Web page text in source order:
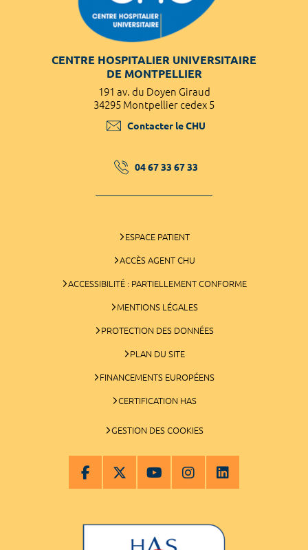
CENTRE HOSPITALIER UNIVERSITAIRE
DE MONTPELLIER
191 av. du Doyen Giraud
34295 Montpellier cedex 5
Contacter le CHU
04 67 33 67 33
ESPACE PATIENT
ACCÈS AGENT CHU
ACCESSIBILITÉ : PARTIELLEMENT CONFORME
MENTIONS LÉGALES
PROTECTION DES DONNÉES
PLAN DU SITE
FINANCEMENTS EUROPÉENS
CERTIFICATION HAS
GESTION DES COOKIES